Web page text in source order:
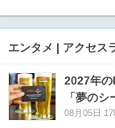
エンタメ | アクセス
2027年の
「夢の
08月05日 17